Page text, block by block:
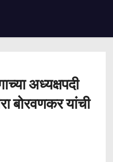
अध्यक्षपदी
बोरवणकर यांची